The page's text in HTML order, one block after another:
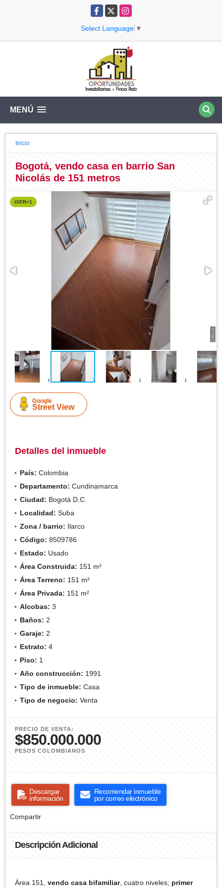
Facebook
X Instagram
Select Language ▼
MENÚ
Inicio
Bogotá, vendo casa en barrio San
Nicolás de 151 metros
OIFR+1
Google
Street View
Detalles del inmueble
País: Colombia
Departamento: Cundinamarca
Ciudad: Bogotá D.C.
Localidad: Suba
Zona / barrio: Ilarco
Código: 8509786
Estado: Usado
Área Construida: 151 m²
Área Terreno: 151 m²
Área Privada: 151 m²
Alcobas: 3
Baños: 2
Garaje: 2
Estrato: 4
Piso: 1
Año construcción: 1991
Tipo de inmueble: Casa
Tipo de negocio: Venta
PRECIO DE VENTA:
$850.000.000
PESOS COLOMBIANOS
Descargar
información
Recomendar inmueble
por correo electrónico
Compartir
Descripción Adicional
Área 151, vendo casa bifamiliar, cuatro niveles; primer